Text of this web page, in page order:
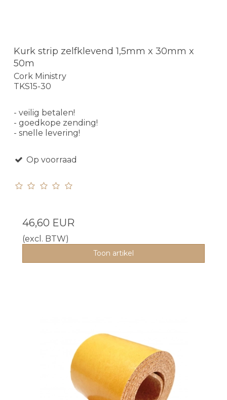
Kurk strip zelfklevend 1,5mm x 30mm x
50m
Cork Ministry
TKS15-30
- veilig betalen!
- goedkope zending!
- snelle levering!
Op voorraad
46,60 EUR
(excl. BTW)
Toon artikel